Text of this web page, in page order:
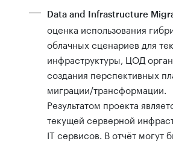
Data and Infrastructure
оценка использования
облачных сценариев для
инфраструктуры, ЦОД
создания перспективных
миграции/трансформации.
Результатом проекта
текущей серверной
IT сервисов. В отчёт могут